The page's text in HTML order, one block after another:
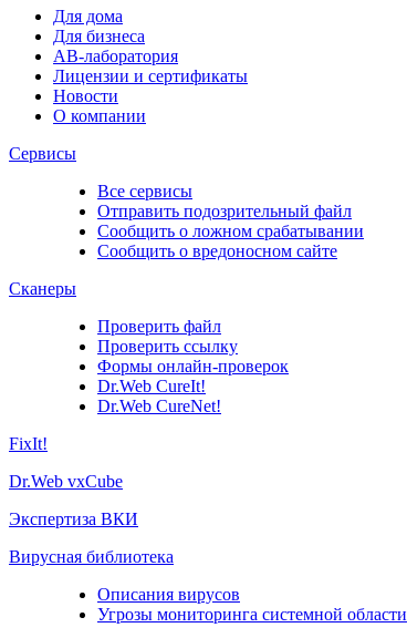
Для дома
Для бизнеса
АВ-лаборатория
Лицензии и сертификаты
Новости
О компании
Сервисы
Все сервисы
Отправить подозрительный файл
Сообщить о ложном срабатывании
Сообщить о вредоносном сайте
Сканеры
Проверить файл
Проверить ссылку
Формы онлайн-проверок
Dr.Web CureIt!
Dr.Web CureNet!
FixIt!
Dr.Web vxCube
Экспертиза ВКИ
Вирусная библиотека
Описания вирусов
Угрозы мониторинга системной области